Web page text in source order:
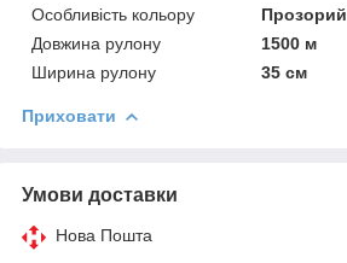
Особливість кольору
Прозорий
Довжина рулону
1500 м
Ширина рулону
35 см
Приховати
Умови доставки
Нова Пошта